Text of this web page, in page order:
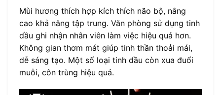
Mùi hương thích hợp kích thích não bộ, nâng
cao khả năng tập trung. Văn phòng sử dụng tinh
dầu ghi nhận nhân viên làm việc hiệu quả hơn.
Không gian thơm mát giúp tinh thần thoải mái,
dễ sáng tạo. Một số loại tinh dầu còn xua đuổi
muỗi, côn trùng hiệu quả.